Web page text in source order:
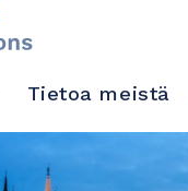
Tietoa meistä